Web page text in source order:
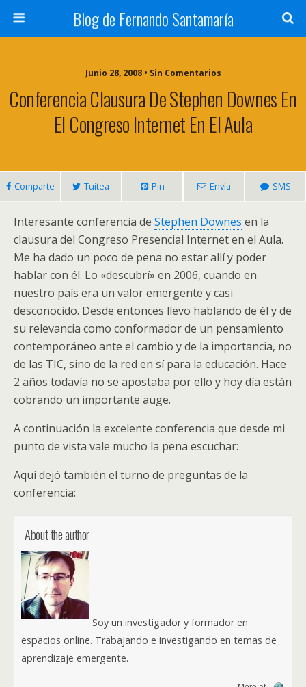
Blog de Fernando Santamaría
Junio 28, 2008 • Sin Comentarios
Conferencia Clausura De Stephen Downes En
El Congreso Internet En El Aula
Comparte Tuitea Pin Envía SMS
Interesante conferencia de Stephen Downes en la
clausura del Congreso Presencial Internet en el Aula.
Me ha dado un poco de pena no estar allí y poder
hablar con él. Lo «descubrí» en 2006, cuando en
nuestro país era un valor emergente y casi
desconocido. Desde entonces llevo hablando de él y de
su relevancia como conformador de un pensamiento
contemporáneo ante el cambio y de la importancia, no
de las TIC, sino de la red en sí para la educación. Hace
2 años todavía no se apostaba por ello y hoy día están
cobrando un importante auge.
A continuación la excelente conferencia que desde mi
punto de vista vale mucho la pena escuchar:
Aquí dejó también el turno de preguntas de la
conferencia:
About the author
Soy un investigador y formador en
espacios online. Trabajando e investigando en temas de
aprendizaje emergente.